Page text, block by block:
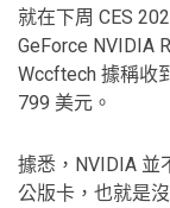
就在下周 CES
GeForce NVIDIA
Wccftech 據稱收
799 美元。
據悉，NVIDIA 並
公版卡，也就是